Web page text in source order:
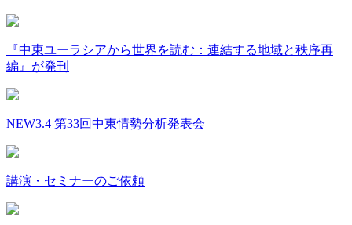
『中東ユーラシアから世界を読む：連結する地域と秩序再
編』が発刊
NEW3.4 第33回中東情勢分析発表会
講演・セミナーのご依頼